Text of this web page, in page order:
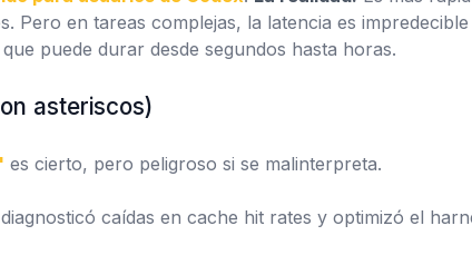
Pero en tareas complejas, la latencia es impredecible
que puede durar desde segundos hasta horas.
asteriscos)
es cierto, pero peligroso si se malinterpreta.
caídas en cache hit rates y optimizó el